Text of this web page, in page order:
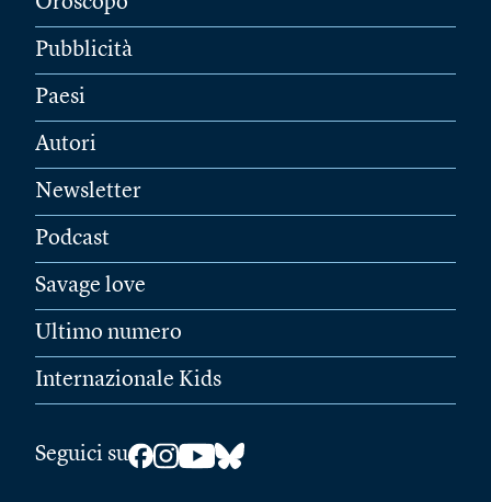
Pubblicità
Paesi
Autori
Newsletter
Podcast
Savage love
Ultimo numero
Internazionale Kids
Seguici su